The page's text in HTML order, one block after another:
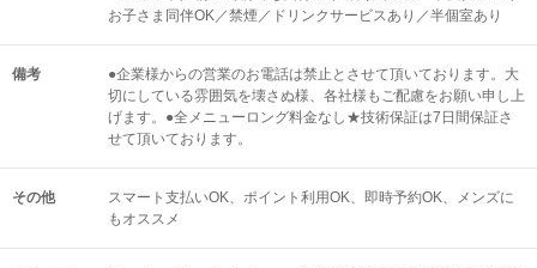
お子さま同伴OK／禁煙／ドリンクサービスあり／半個室あり
備考
●企業様からの営業のお電話は禁止とさせて頂いております。大
切にしている雰囲気を壊さぬ様、各社様もご配慮をお願い申し上
げます。●全メニューロング料金なし★技術保証は7日間保証さ
せて頂いております。
その他 スマート支払いOK ポイント利用OK 即時予約OK
メンズに
もオススメ